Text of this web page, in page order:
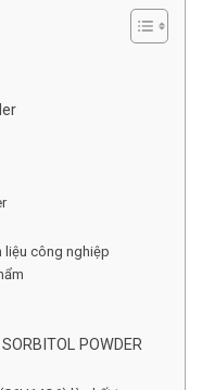
liệu công nghiệp
POWDER